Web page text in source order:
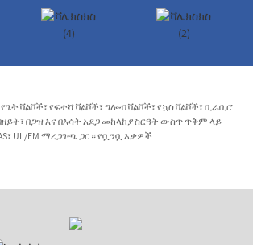
ቫልቮች፣ የፍተሻ ቫልቮች፣ ግሎብ ቫልቮች፣ የኳስ ቫልቮች፣ ቢራቢሮ
በዘይት፣ በጋዝ እና በእሳት አደጋ መከላከያ ስርዓት ውስጥ ጥቅም ላይ
UL/FM ማረጋገጫ ጋር። የቧንቧ እቃዎች